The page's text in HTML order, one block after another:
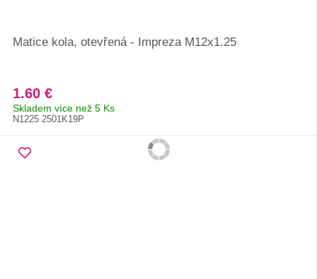
Matice kola, otevřená - Impreza M12x1.25
1.60 €
Skladem více než 5 Ks
N1225 2501K19P